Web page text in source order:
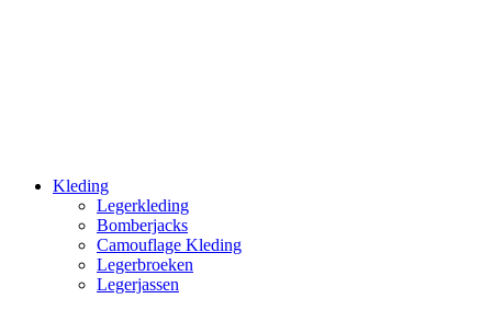
Kleding
Legerkleding
Bomberjacks
Camouflage Kleding
Legerbroeken
Legerjassen